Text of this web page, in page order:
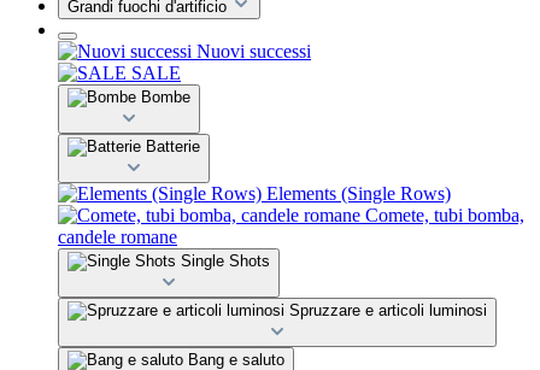
Grandi fuochi d'artificio
Nuovi successi
SALE
Bombe
Batterie
Elements (Single Rows)
Comete, tubi bomba,
candele romane
Single Shots
Spruzzare e articoli luminosi
Bang e saluto